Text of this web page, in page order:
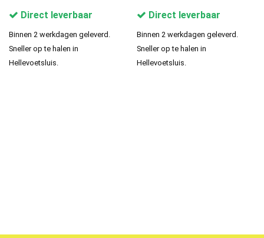
Direct leverbaar
Binnen 2 werkdagen geleverd.
Sneller op te halen in
Hellevoetsluis.
Direct leverbaar
Binnen 2 werkdagen geleverd.
Sneller op te halen in
Hellevoetsluis.